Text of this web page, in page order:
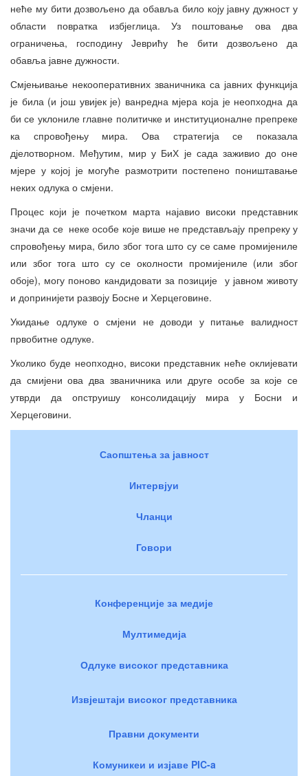
неће му бити дозвољено да обавља било коју јавну дужност у
области повратка избјеглица. Уз поштовање ова два
ограничења, господину Јеврићу ће бити дозвољено да
обавља јавне дужности.
Смјењивање некооперативних званичника са јавних функција
је била (и још увијек је) ванредна мјера која је неопходна да
би се уклониле главне политичке и институционалне препреке
ка спровођењу мира. Ова стратегија се показала
дјелотворном. Међутим, мир у БиХ је сада заживио до оне
мјере у којој је могуће размотрити постепено поништавање
неких одлука о смјени.
Процес који је почетком марта најавио високи представник
значи да се неке особе које више не представљају препреку у
спровођењу мира, било због тога што су се саме промијениле
или због тога што су се околности промијениле (или због
обоје), могу поново кандидовати за позиције у јавном животу
и допринијети развоју Босне и Херцеговине.
Укидање одлуке о смјени не доводи у питање валидност
првобитне одлуке.
Уколико буде неопходно, високи представник неће оклијевати
да смијени ова два званичника или друге особе за које се
утврди да опструишу консолидацију мира у Босни и
Херцеговини.
Саопштења за јавност
Интервјуи
Чланци
Говори
Конференције за медије
Мултимедија
Одлуке високог представника
Извјештаји високог представника
Правни документи
Комуникеи и изјаве PIC-a